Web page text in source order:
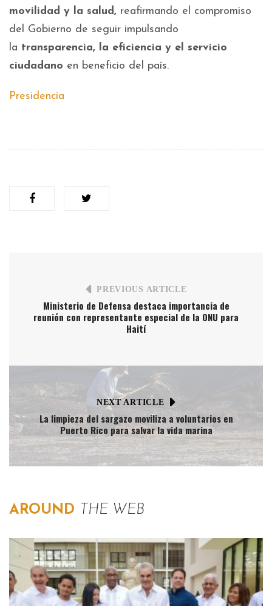
movilidad y la salud, reafirmando el compromiso
del Gobierno de seguir impulsando
la transparencia, la eficiencia y el servicio
ciudadano en beneficio del país.
Presidencia
PREVIOUS ARTICLE
Ministerio de Defensa destaca importancia de
reunión con representante especial de la ONU para
Haití
NEXT ARTICLE
La limpieza del sargazo moviliza a voluntarios en
Puerto Rico para salvar la vida marina
AROUND THE WEB